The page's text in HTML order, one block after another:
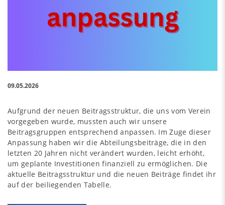
09.05.2026
Aufgrund der neuen Beitragsstruktur, die uns vom Verein
vorgegeben wurde, mussten auch wir unsere
Beitragsgruppen entsprechend anpassen. Im Zuge dieser
Anpassung haben wir die Abteilungsbeiträge, die in den
letzten 20 Jahren nicht verändert wurden, leicht erhöht,
um geplante Investitionen finanziell zu ermöglichen. Die
aktuelle Beitragsstruktur und die neuen Beiträge findet ihr
auf der beiliegenden Tabelle.